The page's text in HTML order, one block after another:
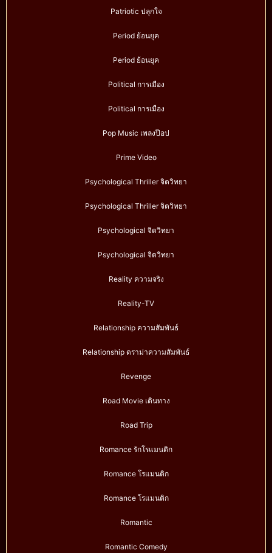
Patriotic ปลุกใจ
Period ย้อนยุค
Period ย้อนยุค
Political การเมือง
Political การเมือง
Pop Music เพลงป๊อป
Prime Video
Psychological Thriller จิตวิทยา
Psychological Thriller จิตวิทยา
Psychological จิตวิทยา
Psychological จิตวิทยา
Reality ความจริง
Reality-TV
Relationship ความสัมพันธ์
Relationship ดราม่าความสัมพันธ์
Revenge
Road Movie เดินทาง
Road Trip
Romance รักโรแมนติก
Romance โรแมนติก
Romance โรแมนติก
Romantic
Romantic Comedy